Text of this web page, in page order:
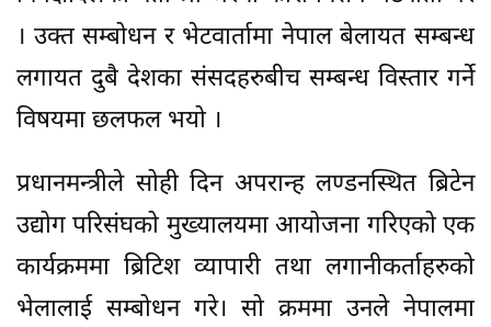
। उक्त सम्बोधन र भेटवार्तामा नेपाल बेलायत सम्बन्ध
लगायत दुबै देशका संसदहरुबीच सम्बन्ध विस्तार गर्ने
विषयमा छलफल भयो ।
प्रधानमन्त्रीले सोही दिन अपरान्ह लण्डनस्थित ब्रिटेन
उद्योग परिसंघको मुख्यालयमा आयोजना गरिएको एक
कार्यक्रममा ब्रिटिश व्यापारी तथा लगानीकर्ताहरुको
भेलालाई सम्बोधन गरे। सो क्रममा उनले नेपालमा